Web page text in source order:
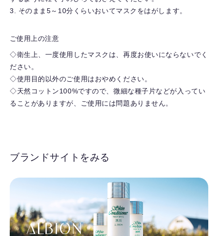
3. そのまま5～10分くらいおいてマスクをはがします。
ご使用上の注意
◇衛生上、一度使用したマスクは、再度お使いにならないでく
ださい。
◇使用目的以外のご使用はおやめください。
◇天然コットン100%ですので、微細な種子片などが入ってい
ることがありますが、ご使用には問題ありません。
ブランドサイトをみる